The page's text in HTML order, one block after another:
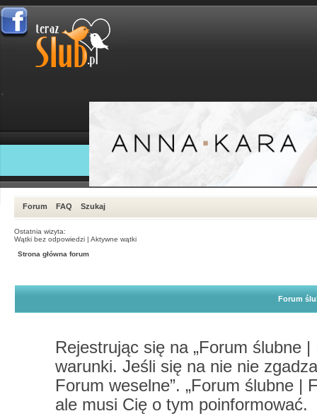
Forum FAQ Szukaj
Ostatnia wizyta:
Wątki bez odpowiedzi | Aktywne wątki
Strona główna forum
Forum
Rejestrując się na „Forum ślubne
warunki. Jeśli się na nie nie
Forum weselne”. „Forum ślubne |
ale musi Cię o tym poinformować.